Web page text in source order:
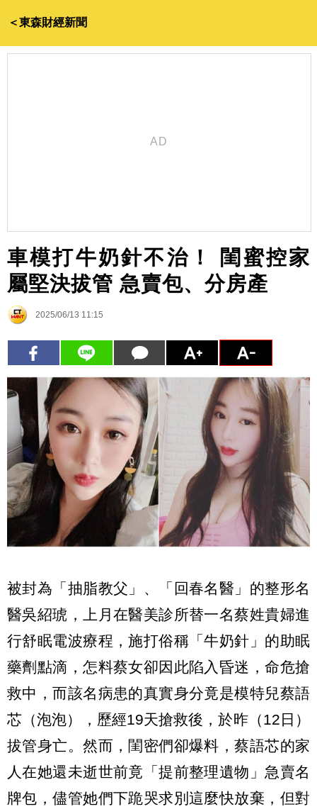
＜東森財經新聞
車模打牛奶針不治！ 閨蜜控家
屬堅決拔管 急賣包、分房產
2025/06/13 11:15
被封為「抽脂教父」、「回春名醫」的整形名
醫吳紹琥，上月在醫美診所替一名蔡姓貴婦進
行舒眠電波療程，施打俗稱「牛奶針」的助眠
藥劑點滴，怎料蔡女卻因此陷入昏迷，命危搶
救中，而該名病患的真實身分竟是模特兒蔡語
芯（泡泡），歷經19天搶救後，於昨（12日）
拔管身亡。然而，閨密們卻爆料，蔡語芯的家
人在她還未逝世前竟「提前整理遺物」急賣名
牌包，儘管她們下跪哭求別這麼快放棄，但對